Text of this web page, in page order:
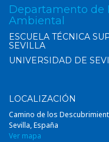
Departamento de
Ambiental
ESCUELA TÉCNICA
SEVILLA
UNIVERSIDAD DE
LOCALIZACIÓN
Camino de los
Sevilla, España
Ver mapa